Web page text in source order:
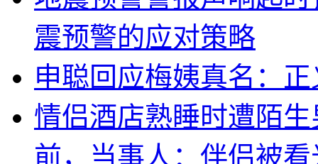
震预警的应对策略
申聪回应梅姨真名：
情侣酒店熟睡时遭陌
前，当事人：伴侣被看